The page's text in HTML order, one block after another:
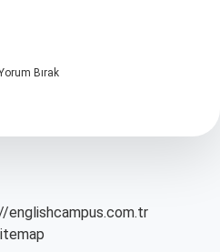
Bırak
englishcampus.com.tr